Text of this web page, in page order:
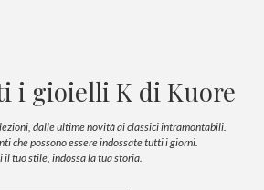
i gioielli K di Kuore
dalle ultime novità ai classici intramontabili.
che possono essere indossate tutti i giorni.
il tuo stile, indossa la tua storia.